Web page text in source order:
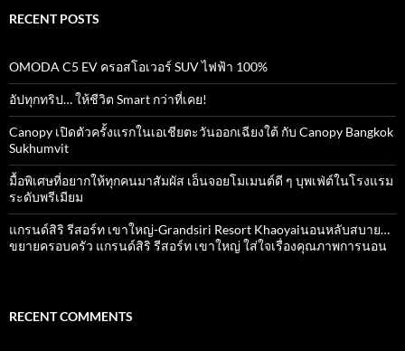
RECENT POSTS
OMODA C5 EV ครอสโอเวอร์ SUV ไฟฟ้า 100%
อัปทุกทริป… ให้ชีวิต Smart กว่าที่เคย!
Canopy เปิดตัวครั้งแรกในเอเชียตะวันออกเฉียงใต้ กับ Canopy Bangkok
Sukhumvit
มื้อพิเศษที่อยากให้ทุกคนมาสัมผัส เอ็นจอยโมเมนต์ดี ๆ บุพเฟ่ต์ในโรงแรม
ระดับพรีเมียม
แกรนด์สิริ​ รีสอร์ท​ เขาใหญ่​-Grandsiri​ Resort​ Khaoyaiนอนหลับสบาย…
ขยายครอบครัว แกรนด์สิริ รีสอร์ท เขาใหญ่ ใส่ใจเรื่องคุณภาพการนอน
RECENT COMMENTS